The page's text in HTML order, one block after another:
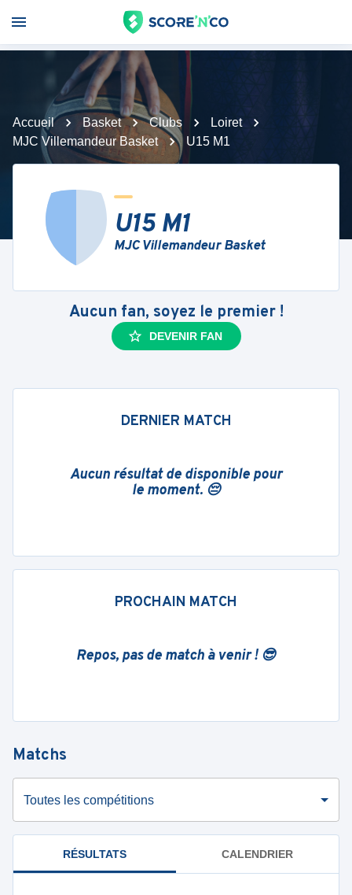
Accueil Basket Clubs
Loiret
MJC Villemandeur Basket
U15 M1
U15 M1
MJC Villemandeur Basket
Aucun fan, soyez le premier !
DEVENIR FAN
DERNIER MATCH
Aucun résultat de disponible pour
le moment. 😔
PROCHAIN MATCH
Repos, pas de match à venir ! 😎
Matchs
Toutes les compétitions
RÉSULTATS CALENDRIER